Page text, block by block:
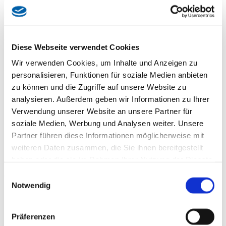
Diese Webseite verwendet Cookies
Wir verwenden Cookies, um Inhalte und Anzeigen zu
personalisieren, Funktionen für soziale Medien anbieten
zu können und die Zugriffe auf unsere Website zu
analysieren. Außerdem geben wir Informationen zu Ihrer
Verwendung unserer Website an unsere Partner für
soziale Medien, Werbung und Analysen weiter. Unsere
Partner führen diese Informationen möglicherweise mit
weiteren Daten zusammen, die Sie ihnen bereitgestellt
Notwendig
Präferenzen
Beisammensein danach haben sich alle Beteiligten redlich
verdient.
modernes Pflegeheim unter dem Dach der
MÜNCHENSTIFT entstehen. Ein Jahr nach der
Grundsteinlegung hat die städtische Tochtergesellschaft am
Dienstag (24.9.24) Richtfest gefeiert.
Das Gebäude mit der hölzernen Fassade wird 202
Pflegeplätze, 18 Appartements für Wohnen mit Service
(selbstständiges Wohnen) sowie Plätze für eine Tagespflege
beherbergen.
Mit ihrem Neubau setzt die MÜNCHENSTIFT auf moderne
und zukunftsweisende Standards: So schonen kleinteilig
organisierte Wohnbereiche Ressourcen und eine moderne
IT-Infrastruktur soll unter anderem helfen, pflegebedürftige
Das Haus wird ins Leben des Stadtteils eingebunden und